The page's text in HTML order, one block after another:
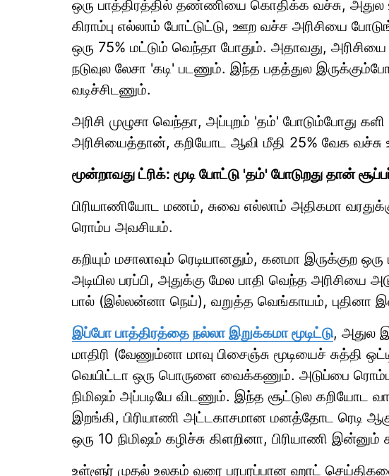
ஒரு பாத்திரத்தில் தண்ணியை கொதிக்க வச்சு, அதுல
கிராம்பு எல்லாம் போட்டுட்டு, ஊற வச்ச அரிசியை
ஒரு 75% மட்டும் வெந்தா போதும். அதாவது, அரிசியை
நடுவுல லேசா 'கடி' படணும். இந்த பதத்துல
வடிச்சிடணும்.
அரிசி முழுசா வெந்தா, அப்புறம் 'தம்' போடும்போது
அரிசியைத்தான், கறியோட ஆவி மீதி 25% வேக வச்சு
மூன்றாவது ட்ரிக்: மூடி போட்டு 'தம்' போடுறது தான்
பிரியாணியோட மணம், சுவை எல்லாம் அதிகமா
ரொம்ப அவசியம்.
கறியும் மசாலாவும் ரெடியானதும், கனமா இருக்குற
அடியில பரப்பி, அதுக்கு மேல பாதி வெந்த அரிசியை
பால் (இல்லன்னா நெய்), வறுத்த வெங்காயம், புதினா
இப்போ பாத்திரத்தை நல்லா இறுக்கமா மூடிட்டு, அதுல
மாதிரி (வேணும்னா மாவு பிசைஞ்சு மூடியைச் சுத்தி
வெயிட்டா ஒரு பொருளை வைக்கணும். அடுப்பை
நிமிஷம் அப்படியே விடணும். இந்த சூட்டுல கறியோட
இறங்கி, பிரியாணி அட்டகாசமான மனத்தோட ரெடி
ஒரு 10 நிமிஷம் கழிச்சு கிளறினா, பிரியாணி இன்னும்
உள்ளூர் முதல் உலகம் வரை பரபரப்பான ஹாட்